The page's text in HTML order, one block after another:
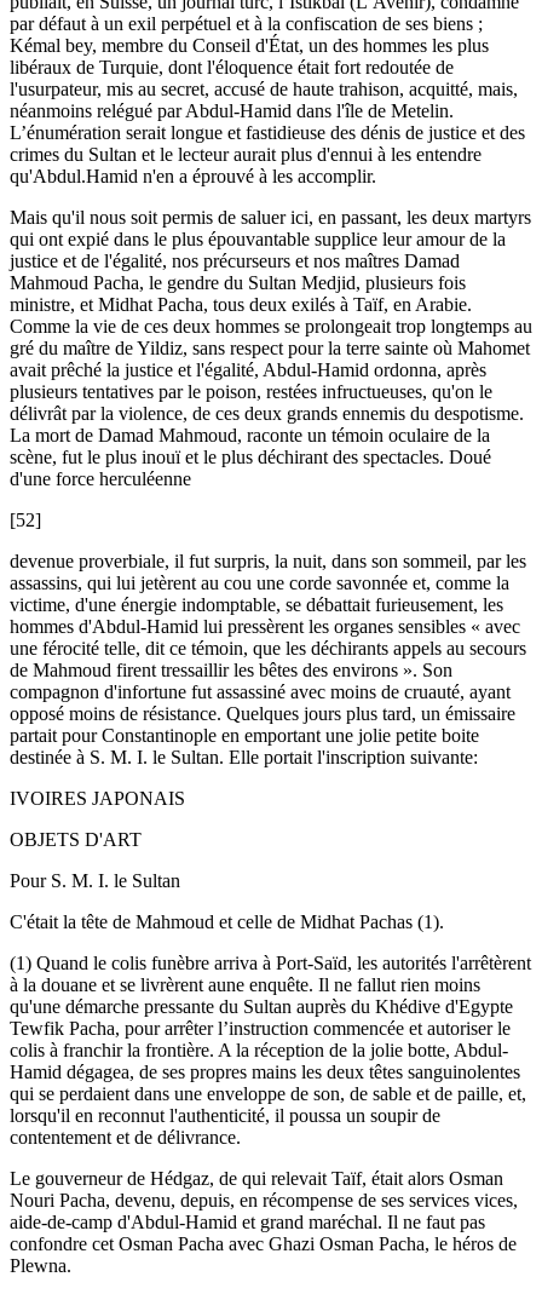
par défaut à un exil perpétuel et à la confiscation de ses biens ;
Kémal bey, membre du Conseil d'État, un des hommes les plus
libéraux de Turquie, dont l'éloquence était fort redoutée de
l'usurpateur, mis au secret, accusé de haute trahison, acquitté, mais,
néanmoins relégué par Abdul-Hamid dans l'île de Metelin.
L’énumération serait longue et fastidieuse des dénis de justice et des
crimes du Sultan et le lecteur aurait plus d'ennui à les entendre
qu'Abdul.Hamid n'en a éprouvé à les accomplir.
Mais qu'il nous soit permis de saluer ici, en passant, les deux martyrs
qui ont expié dans le plus épouvantable supplice leur amour de la
justice et de l'égalité, nos précurseurs et nos maîtres Damad
Mahmoud Pacha, le gendre du Sultan Medjid, plusieurs fois
ministre, et Midhat Pacha, tous deux exilés à Taïf, en Arabie.
Comme la vie de ces deux hommes se prolongeait trop longtemps au
gré du maître de Yildiz, sans respect pour la terre sainte où Mahomet
avait prêché la justice et l'égalité, Abdul-Hamid ordonna, après
plusieurs tentatives par le poison, restées infructueuses, qu'on le
délivrât par la violence, de ces deux grands ennemis du despotisme.
La mort de Damad Mahmoud, raconte un témoin oculaire de la
scène, fut le plus inouï et le plus déchirant des spectacles. Doué
d'une force herculéenne
[52]
devenue proverbiale, il fut surpris, la nuit, dans son sommeil, par les
assassins, qui lui jetèrent au cou une corde savonnée et, comme la
victime, d'une énergie indomptable, se débattait furieusement, les
hommes d'Abdul-Hamid lui pressèrent les organes sensibles « avec
une férocité telle, dit ce témoin, que les déchirants appels au secours
de Mahmoud firent tressaillir les bêtes des environs ». Son
compagnon d'infortune fut assassiné avec moins de cruauté, ayant
opposé moins de résistance. Quelques jours plus tard, un émissaire
partait pour Constantinople en emportant une jolie petite boite
destinée à S. M. I. le Sultan. Elle portait l'inscription suivante:
IVOIRES JAPONAIS
OBJETS D'ART
Pour S. M. I. le Sultan
C'était la tête de Mahmoud et celle de Midhat Pachas (1).
(1) Quand le colis funèbre arriva à Port-Saïd, les autorités l'arrêtèrent
à la douane et se livrèrent aune enquête. Il ne fallut rien moins
qu'une démarche pressante du Sultan auprès du Khédive d'Egypte
Tewfik Pacha, pour arrêter l’instruction commencée et autoriser le
colis à franchir la frontière. A la réception de la jolie botte, Abdul-
Hamid dégagea, de ses propres mains les deux têtes sanguinolentes
qui se perdaient dans une enveloppe de son, de sable et de paille, et,
lorsqu'il en reconnut l'authenticité, il poussa un soupir de
contentement et de délivrance.
Le gouverneur de Hédgaz, de qui relevait Taïf, était alors Osman
Nouri Pacha, devenu, depuis, en récompense de ses services vices,
aide-de-camp d'Abdul-Hamid et grand maréchal. Il ne faut pas
confondre cet Osman Pacha avec Ghazi Osman Pacha, le héros de
Plewna.